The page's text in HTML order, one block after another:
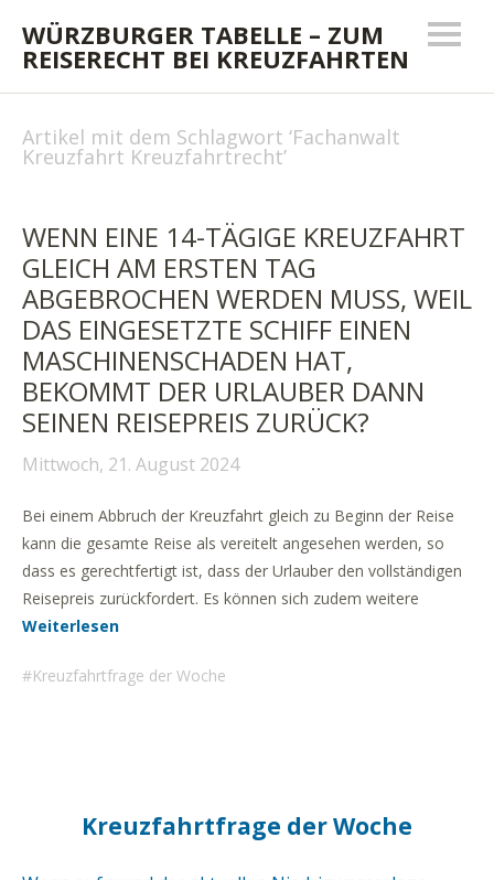
WÜRZBURGER TABELLE – ZUM
REISERECHT BEI KREUZFAHRTEN
Artikel mit dem Schlagwort ‘Fachanwalt
Kreuzfahrt Kreuzfahrtrecht’
WENN EINE 14-TÄGIGE KREUZFAHRT
GLEICH AM ERSTEN TAG
ABGEBROCHEN WERDEN MUSS, WEIL
DAS EINGESETZTE SCHIFF EINEN
MASCHINENSCHADEN HAT,
BEKOMMT DER URLAUBER DANN
SEINEN REISEPREIS ZURÜCK?
Mittwoch, 21. August 2024
Bei einem Abbruch der Kreuzfahrt gleich zu Beginn der Reise
kann die gesamte Reise als vereitelt angesehen werden, so
dass es gerechtfertigt ist, dass der Urlauber den vollständigen
Reisepreis zurückfordert. Es können sich zudem weitere
Weiterlesen
Kreuzfahrtfrage der Woche
Kreuzfahrtfrage der Woche